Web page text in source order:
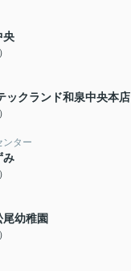
央
ックランド和泉中央本店
ンター
み
幼稚園